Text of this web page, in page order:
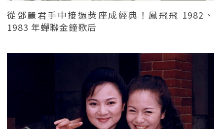
從鄧麗君手中接過獎座成經典！鳳飛飛 1982、
1983 年蟬聯金鐘歌后